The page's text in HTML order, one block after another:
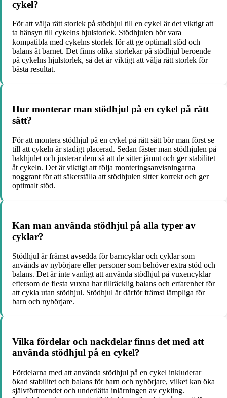
cykel?
För att välja rätt storlek på stödhjul till en cykel är det viktigt att
ta hänsyn till cykelns hjulstorlek. Stödhjulen bör vara
kompatibla med cykelns storlek för att ge optimalt stöd och
balans åt barnet. Det finns olika storlekar på stödhjul beroende
på cykelns hjulstorlek, så det är viktigt att välja rätt storlek för
bästa resultat.
Hur monterar man stödhjul på en cykel på rätt
sätt?
För att montera stödhjul på en cykel på rätt sätt bör man först se
till att cykeln är stadigt placerad. Sedan fäster man stödhjulen på
bakhjulet och justerar dem så att de sitter jämnt och ger stabilitet
åt cykeln. Det är viktigt att följa monteringsanvisningarna
noggrant för att säkerställa att stödhjulen sitter korrekt och ger
optimalt stöd.
Kan man använda stödhjul på alla typer av
cyklar?
Stödhjul är främst avsedda för barncyklar och cyklar som
används av nybörjare eller personer som behöver extra stöd och
balans. Det är inte vanligt att använda stödhjul på vuxencyklar
eftersom de flesta vuxna har tillräcklig balans och erfarenhet för
att cykla utan stödhjul. Stödhjul är därför främst lämpliga för
barn och nybörjare.
Vilka fördelar och nackdelar finns det med att
använda stödhjul på en cykel?
Fördelarna med att använda stödhjul på en cykel inkluderar
ökad stabilitet och balans för barn och nybörjare, vilket kan öka
självförtroendet och underlätta inlärningen av cykling.